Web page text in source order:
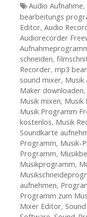
Tags
Audio Aufnahme,
bearbeitungs
Editor, Audio
Audiorecorder
schneiden,
Recorder, mp3
sound mixer, Musik
Maker downloaden,
Musik mixen, Musik
Musik Programm
kostenlos, Musik
Soundkarte
Programm, Musik-
Programm,
Musikprogramm,
aufnehmen,
Programm zum
Mixer Editor,